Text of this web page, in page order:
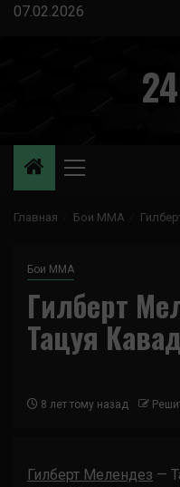
Перейти
07.02.2026
Основное
Главная Бои ММА
Бои ММА
Гилберт
Тацуя
8 лет тому назад
Гилберт Мелендез —